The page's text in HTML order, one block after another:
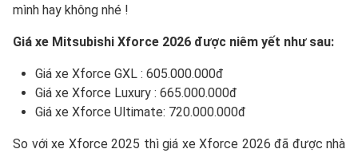
mình hay không nhé !
Giá xe Mitsubishi Xforce 2026 được niêm yết như sau:
Giá xe Xforce GXL : 605.000.000đ
Giá xe Xforce Luxury : 665.000.000đ
Giá xe Xforce Ultimate: 720.000.000đ
So với xe Xforce 2025 thì giá xe Xforce 2026 đã được nhà